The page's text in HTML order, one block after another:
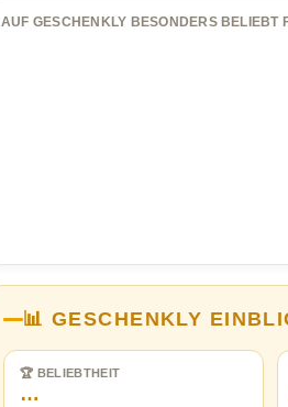
AUF GESCHENKLY BESONDERS BELIEBT
📊 GESCHENKLY
🏆 BELIEBTHEIT
…